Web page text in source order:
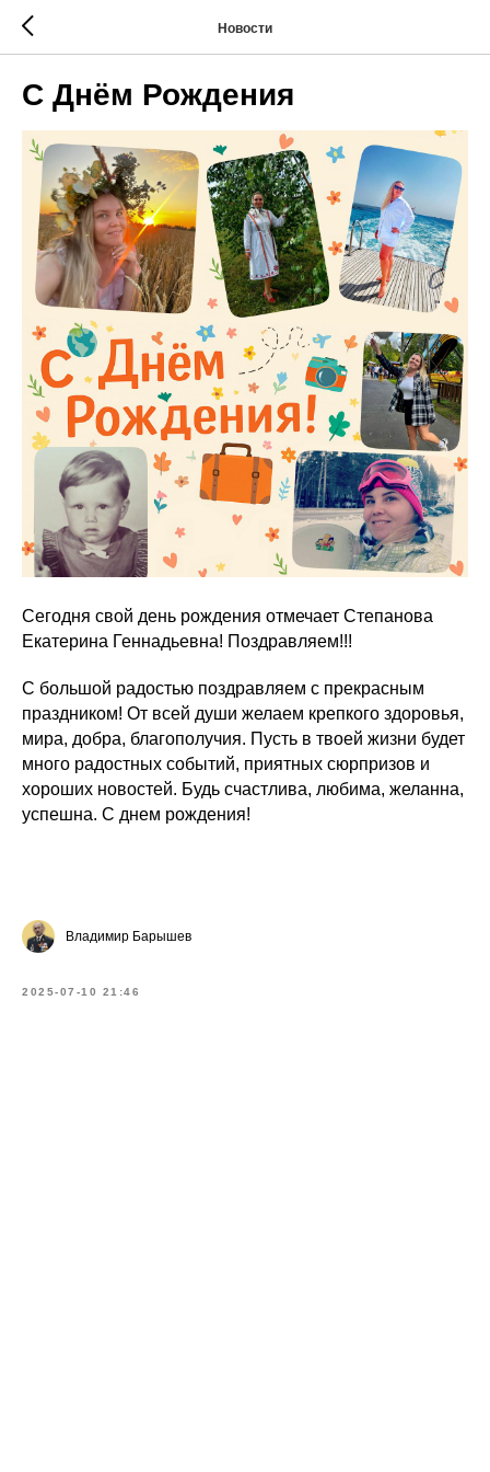
Новости
С Днём Рождения
Сегодня свой день рождения отмечает Степанова
Екатерина Геннадьевна! Поздравляем!!!
С большой радостью поздравляем с прекрасным
праздником! От всей души желаем крепкого здоровья,
мира, добра, благополучия. Пусть в твоей жизни будет
много радостных событий, приятных сюрпризов и
хороших новостей. Будь счастлива, любима, желанна,
успешна. С днем рождения!
Владимир Барышев
2025-07-10 21:46